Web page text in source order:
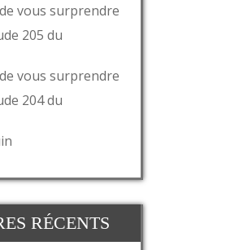
vous surprendre
205 du
vous surprendre
204 du
RÉCENTS